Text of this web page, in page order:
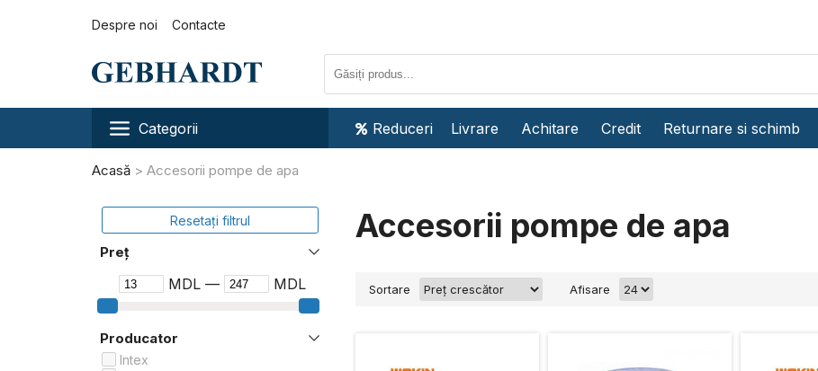
Despre noi Contacte
Categorii Reduceri Livrare Achitare Credit Returnare si schimb
Acasă Accesorii pompe de apa
Resetați filtrul
Preț
MDL — MDL
Producator
Intex
Accesorii pompe de apa
Sortare Afisare